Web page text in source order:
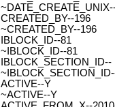
CREATED_BY--196
~CREATED_BY--196
IBLOCK_ID--81
~IBLOCK_ID--81
IBLOCK_SECTION_ID--
ACTIVE--Y
~ACTIVE--Y